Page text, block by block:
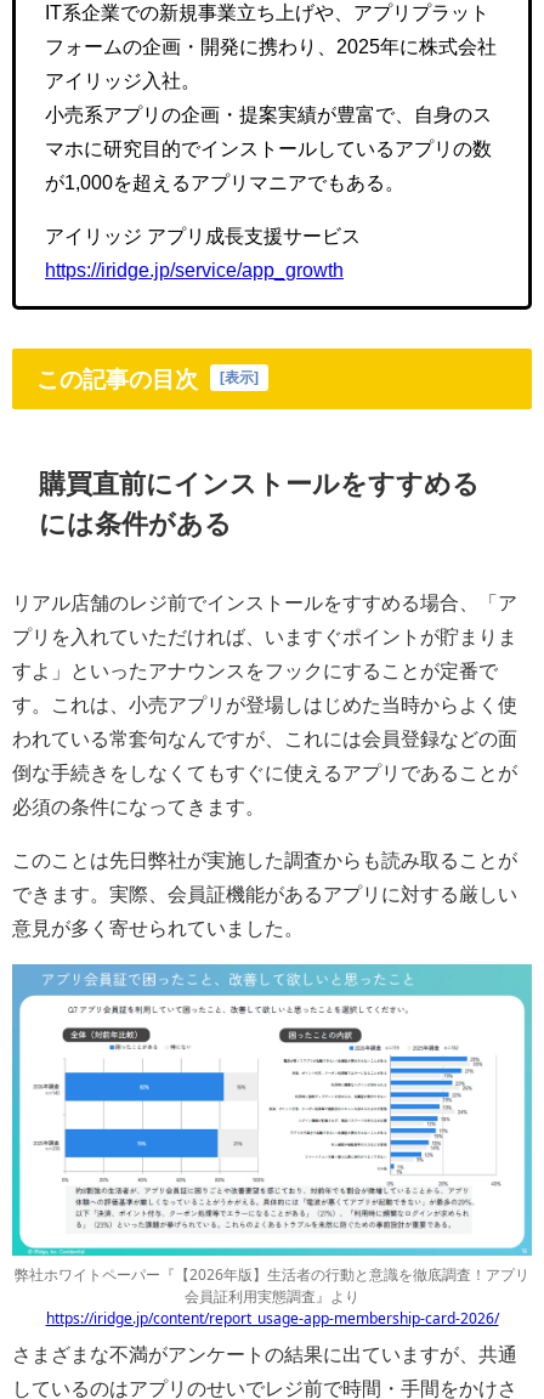
IT系企業での新規事業立ち上げや、アプリプラット
フォームの企画・開発に携わり、2025年に株式会社
アイリッジ入社。
小売系アプリの企画・提案実績が豊富で、自身のス
マホに研究目的でインストールしているアプリの数
が1,000を超えるアプリマニアでもある。
アイリッジ アプリ成長支援サービス
https://iridge.jp/service/app_growth
この記事の目次 [表示]
購買直前にインストールをすすめる
には条件がある
リアル店舗のレジ前でインストールをすすめる場合、「ア
プリを入れていただければ、いますぐポイントが貯まりま
すよ」といったアナウンスをフックにすることが定番で
す。これは、小売アプリが登場しはじめた当時からよく使
われている常套句なんですが、これには会員登録などの面
倒な手続きをしなくてもすぐに使えるアプリであることが
必須の条件になってきます。
このことは先日弊社が実施した調査からも読み取ることが
できます。実際、会員証機能があるアプリに対する厳しい
意見が多く寄せられていました。
弊社ホワイトペーパー『【2026年版】生活者の行動と意識を徹底調査！アプリ
会員証利用実態調査』より
https://iridge.jp/content/report_usage-app-membership-card-2026/
さまざまな不満がアンケートの結果に出ていますが、共通
しているのはアプリのせいでレジ前で時間・手間をかけさ